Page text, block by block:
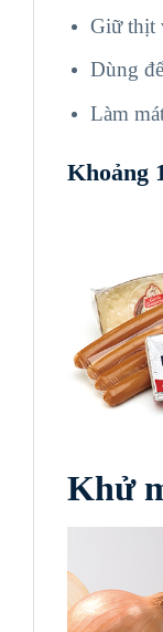
Giữ thịt
Dùng
Làm
Khoảng 1
Khử